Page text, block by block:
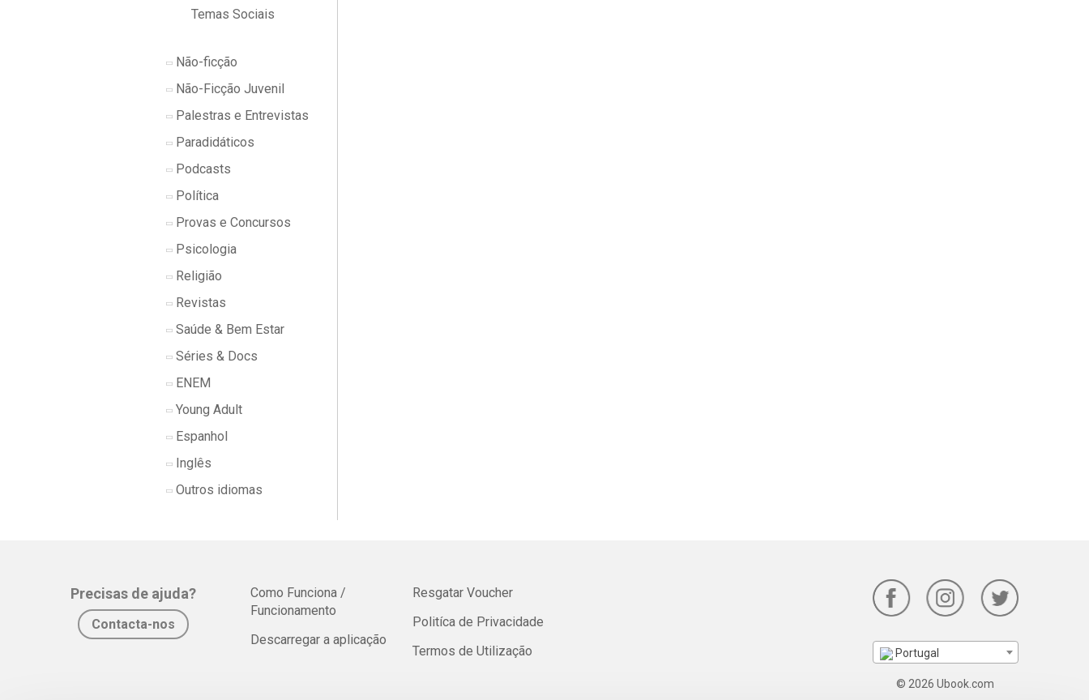
Temas Sociais
Não-ficção
Não-Ficção Juvenil
Palestras e Entrevistas
Paradidáticos
Podcasts
Política
Provas e Concursos
Psicologia
Religião
Revistas
Saúde & Bem Estar
Séries & Docs
ENEM
Young Adult
Espanhol
Inglês
Outros idiomas
Precisas de ajuda?
Contacta-nos
Como Funciona /
Funcionamento
Descarregar a aplicação
Resgatar Voucher
Politíca de Privacidade
Termos de Utilização
Portugal
© 2026 Ubook.com